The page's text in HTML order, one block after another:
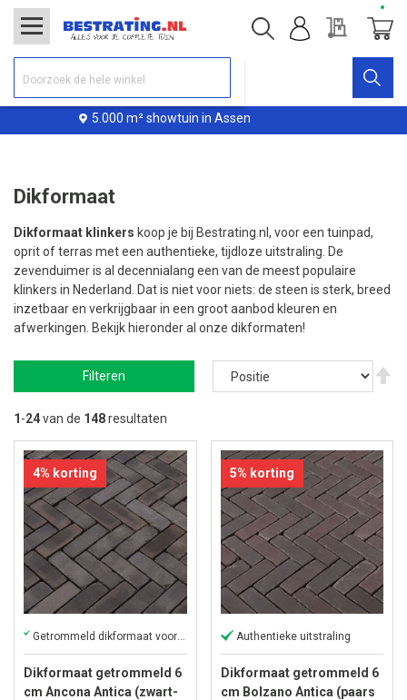
Offerte
Dikformaat
Dikformaat klinkers koop je bij Bestrating.nl, voor een tuinpad,
oprit of terras met een authentieke, tijdloze uitstraling. De
zevenduimer is al decennialang een van de meest populaire
klinkers in Nederland. Dat is niet voor niets: de steen is sterk, breed
inzetbaar en verkrijgbaar in een groot aanbod kleuren en
afwerkingen. Bekijk hieronder al onze dikformaten!
Filteren
1 -24van de 148resultaten
4% korting
Dikformaat getrommeld 6
cm Ancona Antica (zwart-
5% korting
Authentieke uitstraling
Dikformaat getrommeld 6
cm Bolzano Antica (paars